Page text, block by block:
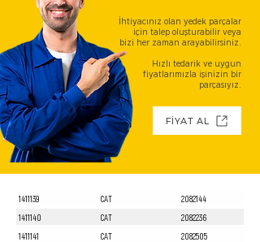
İhtiyacınız olan yedek parçalar
için talep oluşturabilir veya
bizi her zaman arayabilirsiniz.
Hızlı tedarik ve uygun
fiyatlarımızla işinizin bir
parçasıyız.
FİYAT AL
1411139 CAT
2082144
1411140
CAT
2082236
1411141
CAT
2082505